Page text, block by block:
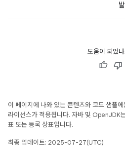
도움이 되었
이 페이지에 나와 있는 콘텐츠와 코드 샘플에
라이선스가 적용됩니다. 자바 및
표 또는 등록 상표입니다.
최종 업데이트: 2025-07-27(UTC)